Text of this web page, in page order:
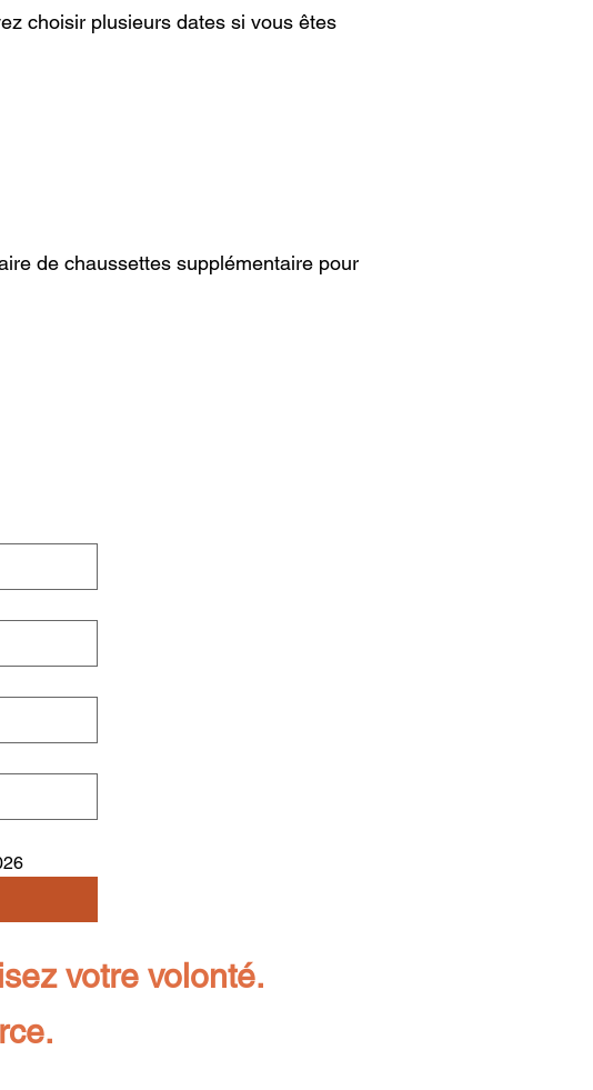
choisir plusieurs dates si vous êtes
de chaussettes supplémentaire pour
votre volonté.